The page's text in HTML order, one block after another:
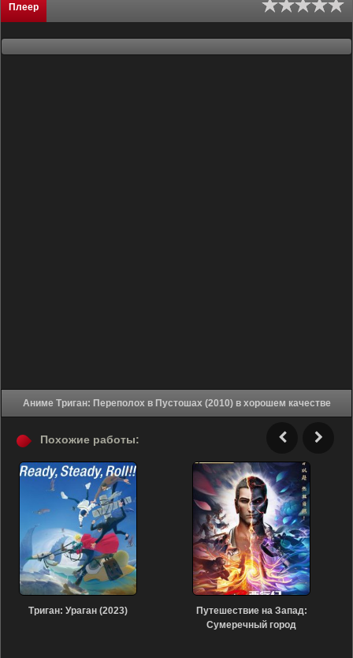
Плеер
Аниме Триган: Переполох в Пустошах (2010) в хорошем качестве
Похожие работы:
Триган: Ураган (2023)
Путешествие на Запад:
Сумеречный город